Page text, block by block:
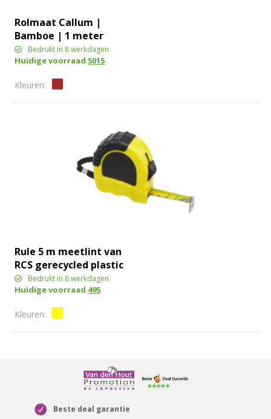
Rolmaat Callum |
Bamboe | 1 meter
Bedrukt in 8 werkdagen
Huidige voorraad 5015
Rule 5 m meetlint van
RCS gerecycled plastic
Bedrukt in 8 werkdagen
Huidige voorraad 495
Beste deal garantie